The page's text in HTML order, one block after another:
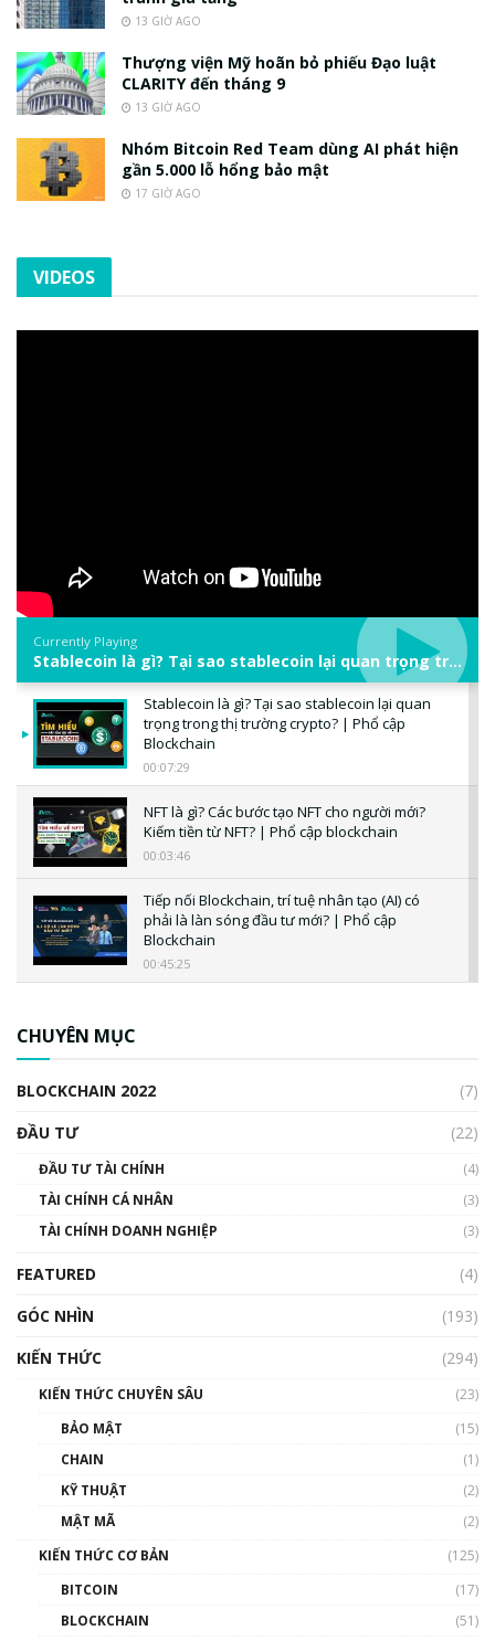
13 GIỜ AGO
Thượng viện Mỹ hoãn bỏ phiếu Đạo luật
CLARITY đến tháng 9
13 GIỜ AGO
Nhóm Bitcoin Red Team dùng AI phát hiện
gần 5.000 lỗ hổng bảo mật
17 GIỜ AGO
VIDEOS
Currently Playing
Stablecoin là gì? Tại sao stablecoin lại quan trọng trong thị trường crypto? | Phổ cập Blockchain
Stablecoin là gì? Tại sao stablecoin lại quan
trọng trong thị trường crypto? | Phổ cập
Blockchain
00:07:29
NFT là gì? Các bước tạo NFT cho người mới?
Kiếm tiền từ NFT? | Phổ cập blockchain
00:03:46
Tiếp nối Blockchain, trí tuệ nhân tạo (AI) có
phải là làn sóng đầu tư mới? | Phổ cập
Blockchain
00:45:25
00:02:14
Nhìn lại năm 2022: Những sự kiện ảnh hưởng
đến hệ sinh thái tiền mã hoá | Phổ cập
00:43:47
như thể nào?
CHUYÊN MỤC
BLOCKCHAIN 2022
(7)
ĐẦU TƯ
(22)
ĐẦU TƯ TÀI CHÍNH
(4)
TÀI CHÍNH CÁ NHÂN
(3)
TÀI CHÍNH DOANH NGHIỆP
(3)
FEATURED
(4)
GÓC NHÌN
(193)
KIẾN THỨC
(294)
KIẾN THỨC CHUYÊN SÂU
(23)
BẢO MẬT
(15)
CHAIN
(1)
KỸ THUẬT
(2)
MẬT MÃ
(2)
KIẾN THỨC CƠ BẢN
(125)
BITCOIN
(17)
BLOCKCHAIN
(51)